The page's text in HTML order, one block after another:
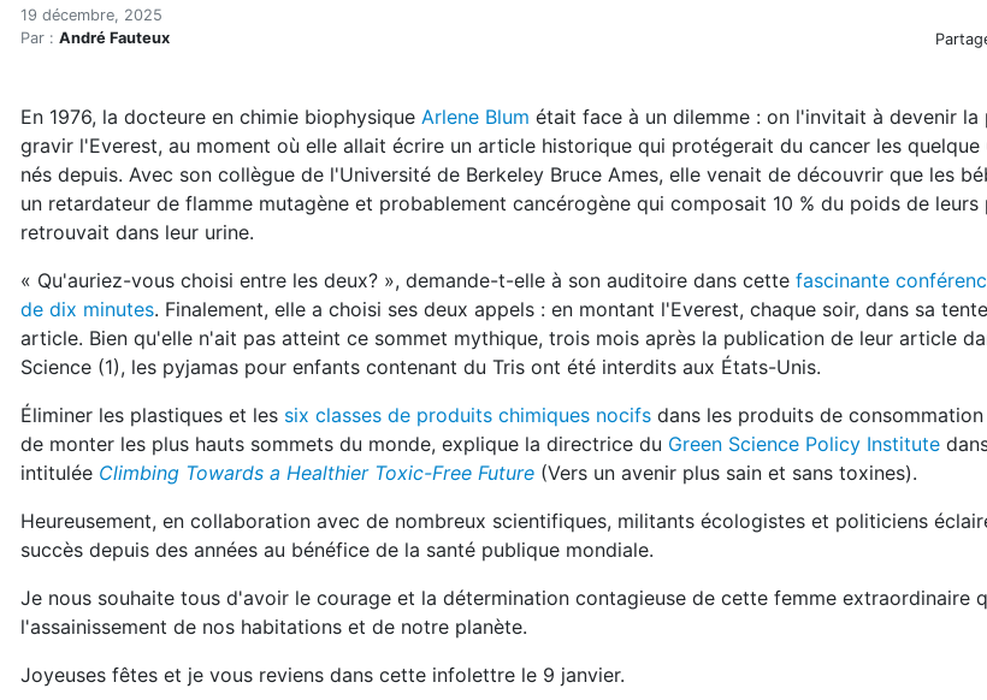
Accueil
Articles
Vos rêves les plus fous!
Vos rêves les plus fous!
19 décembre, 2025
Par : André Fauteux
En 1976, la docteure en chimie biophysique Arlene Blum était face à un dilemme : on l'invitait à devenir la
gravir l'Everest, au moment où elle allait écrire un article historique qui protégerait du cancer les
nés depuis. Avec son collègue de l'Université de Berkeley Bruce Ames, elle venait de découvrir que les
un retardateur de flamme mutagène et probablement cancérogène qui composait 10 % du poids de leurs
retrouvait dans leur urine.
« Qu'auriez-vous choisi entre les deux? », demande-t-elle à son auditoire dans cette fascinante
de dix minutes. Finalement, elle a choisi ses deux appels : en montant l'Everest, chaque soir, dans sa
article. Bien qu'elle n'ait pas atteint ce sommet mythique, trois mois après la publication de leur article
Science (1), les pyjamas pour enfants contenant du Tris ont été interdits aux États-Unis.
Éliminer les plastiques et les six classes de produits chimiques nocifs dans les produits de
de monter les plus hauts sommets du monde, explique la directrice du Green Science Policy Institute
intitulée Climbing Towards a Healthier Toxic-Free Future (Vers un avenir plus sain et sans toxines).
Heureusement, en collaboration avec de nombreux scientifiques, militants écologistes et politiciens
succès depuis des années au bénéfice de la santé publique mondiale.
Je nous souhaite tous d'avoir le courage et la détermination contagieuse de cette femme extraordinaire
l'assainissement de nos habitations et de notre planète.
Joyeuses fêtes et je vous reviens dans cette infolettre le 9 janvier.